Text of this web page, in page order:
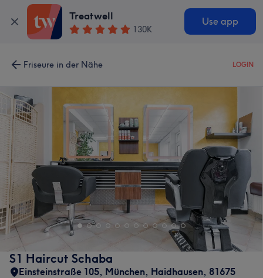
Treatwell
130K
Use app
Friseure in der Nähe LOGIN
S1 Haircut Schaba
Einsteinstraße 105, München, Haidhausen, 81675